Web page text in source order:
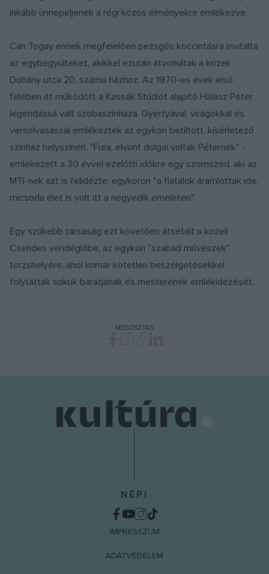
inkább ünnepeljenek a régi közös élményekre emlékezve.
Can Togay ennek megfelelően pezsgős koccintásra invitálta
az egybegyűlteket, akikkel ezután átvonultak a közeli
Dohány utca 20. számú házhoz. Az 1970-es évek első
felében itt működött a Kassák Stúdiót alapító Halász Péter
legendássá vált szobaszínháza. Gyertyával, virágokkal és
versolvasással emlékeztek az egykori betiltott, kísérletező
színház helyszínén. "Fura, elvont dolgai voltak Péternek" -
emlékezett a 30 évvel ezelőtti időkre egy szomszéd, aki az
MTI-nek azt is felidézte: egykoron "a fiatalok áramlottak ide,
micsoda élet is volt itt a negyedik emeleten".
Egy szűkebb társaság ezt követően átsétált a közeli
Csendes vendéglőbe, az egykori "szabad művészek"
törzshelyére, ahol immár kötetlen beszélgetésekkel
folytatták sokuk barátjának és mesterének emlékidézését.
MEGOSZTÁS
NÉPI
IMPRESSZUM
ADATVÉDELEM